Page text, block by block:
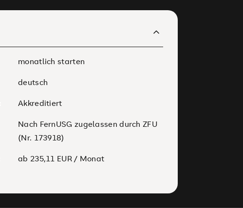
monatlich starten
deutsch
Akkreditiert
Nach FernUSG zugelassen durch ZFU
(Nr. 173918)
ab 235,11 EUR / Monat